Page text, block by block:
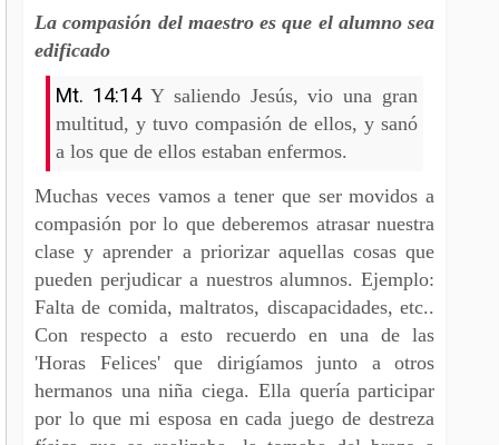
La compasión del maestro es que el alumno sea
edificado
Mt. 14:14Y saliendo Jesús, vio una gran
multitud, y tuvo compasión de ellos, y sanó
a los que de ellos estaban enfermos.
Muchas veces vamos a tener que ser movidos a
compasión por lo que deberemos atrasar nuestra
clase y aprender a priorizar aquellas cosas que
pueden perjudicar a nuestros alumnos. Ejemplo:
Falta de comida, maltratos, discapacidades, etc..
Con respecto a esto recuerdo en una de las
'Horas Felices' que dirigíamos junto a otros
hermanos una niña ciega. Ella quería participar
por lo que mi esposa en cada juego de destreza